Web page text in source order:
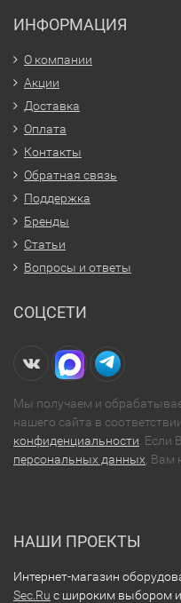
ИНФОРМАЦИЯ
О компании
Акции
Доставка
Оплата
Контакты
Обратная связь
Поддержка
Бренды
Статьи
Вопросы и ответы
СОЦСЕТИ
Мы получаем и
нашего сайта в
конфиденциальности . Если
персональных данных , Вам
НАШИ ПРОЕКТЫ
Интернет-магазин
Sec.Ru с широким выбором